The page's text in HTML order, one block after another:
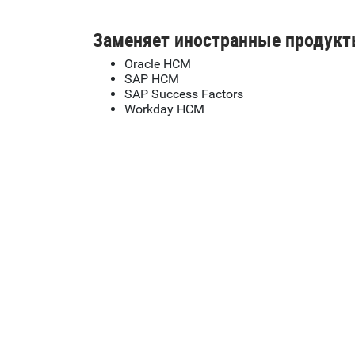
Заменяет иностранные
Oracle HCM
SAP HCM
SAP Success Factors
Workday HCM